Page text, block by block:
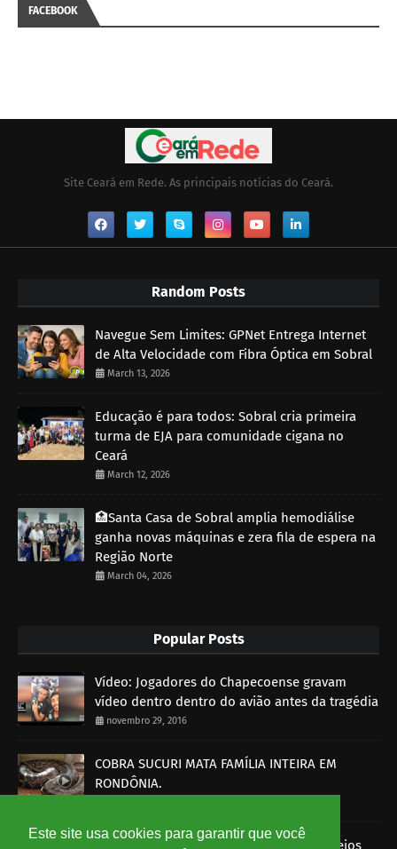
Este site usa cookies para garantir que você
FACEBOOK
Site Ceará em Rede. As principais notícias do Ceará.
Random Posts
Navegue Sem Limites: GPNet Entrega Internet
de Alta Velocidade com Fibra Óptica em Sobral
March 13, 2026
Educação é para todos: Sobral cria primeira
turma de EJA para comunidade cigana no
Ceará
March 12, 2026
🏥Santa Casa de Sobral amplia hemodiálise
ganha novas máquinas e zera fila de espera na
Região Norte
March 04, 2026
Popular Posts
Vídeo: Jogadores do Chapecoense gravam
vídeo dentro dentro do avião antes da tragédia
novembro 29, 2016
COBRA SUCURI MATA FAMÍLIA INTEIRA EM
RONDÔNIA.
Imagens mostram funcionários dos Correios